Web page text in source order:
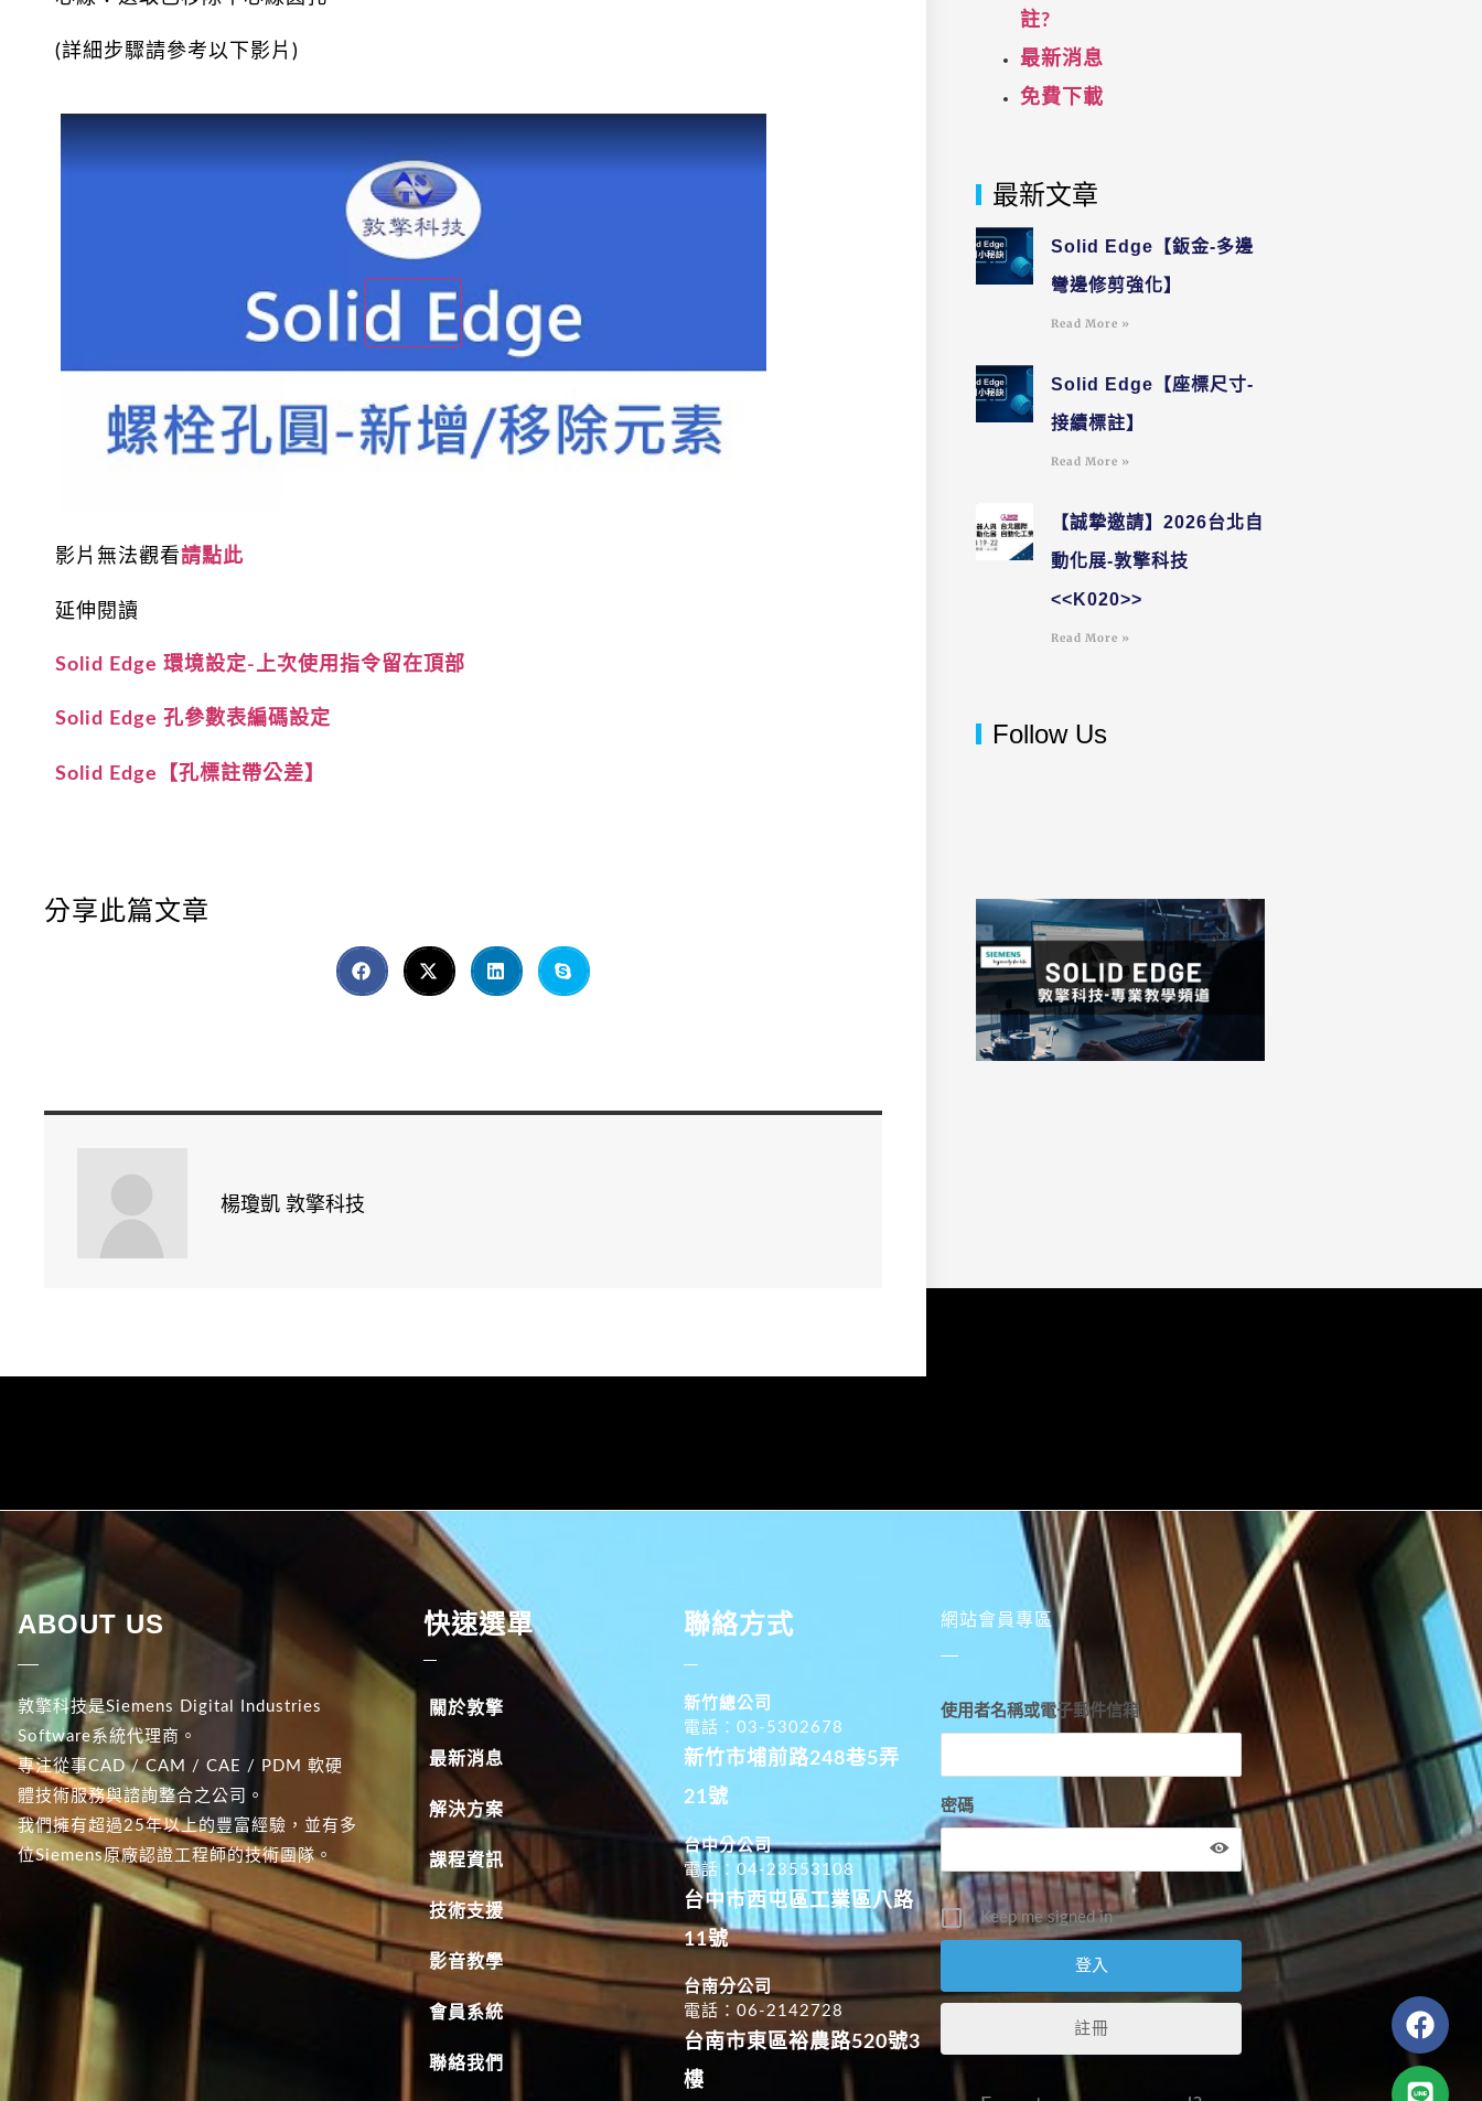
(詳細步驟請參考以下影片)
影片無法觀看請點此
延伸閱讀
Solid Edge 環境設定-上次使用指令留在頂部
Solid Edge 孔參數表編碼設定
Solid Edge【孔標註帶公差】
分享此篇文章
楊瓊凱 敦擎科技
註?
最新消息
免費下載
最新文章
Solid Edge【鈑金-多邊
彎邊修剪強化】
Read More »
Solid Edge【座標尺寸-
接續標註】
Read More »
【誠摯邀請】2026台北自
動化展-敦擎科技
<<K020>>
Read More »
Follow Us
ABOUT US
敦擎科技是Siemens Digital Industries
Software系統代理商。
專注從事CAD / CAM / CAE / PDM 軟硬
體技術服務與諮詢整合之公司。
我們擁有超過25年以上的豐富經驗，並有多
位Siemens原廠認證工程師的技術團隊。
快速選單
關於敦擎
最新消息
解決方案
課程資訊
技術支援
影音教學
會員系統
聯絡我們
聯絡方式
新竹總公司
電話：03-5302678
新竹市埔前路248巷5弄
21號
台中分公司
電話：04-23553108
台中市西屯區工業區八路
11號
台南分公司
電話：06-2142728
台南市東區裕農路520號3
樓
網站會員專區
使用者名稱或電子郵件信箱
密碼
Keep me signed in
註冊